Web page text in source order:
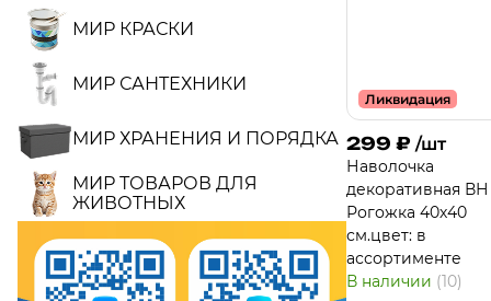
МИР КРАСКИ
МИР САНТЕХНИКИ
МИР ХРАНЕНИЯ И ПОРЯДКА
МИР ТОВАРОВ ДЛЯ
ЖИВОТНЫХ
Ликвидация
299 ₽ /шт
Навoлочка
декоративная ВН
Рогожка 40х40
см.цвет: в
ассортименте
В наличии (10)